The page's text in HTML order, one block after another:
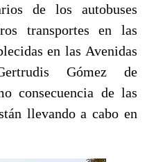
de los autobuses
transportes en las
en las Avenidas
Gómez de
consecuencia de las
llevando a cabo en